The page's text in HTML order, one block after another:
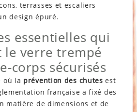
terrasses et escaliers
design épuré.
essentielles qui
le verre trempé
corps sécurisés
où la prévention des chutes est
française a fixé des
matière de dimensions et de